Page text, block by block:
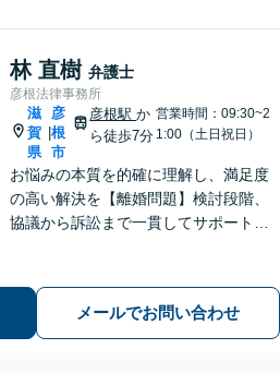
林 直樹 弁護士
彦根法律事務所
滋
賀
県
|
彦
根
市
彦根駅か
ら徒歩7分
営業時間：09:30~2
1:00（土日祝日）
お悩みの本質を的確に理解し、満足度
の高い解決を【離婚問題】検討段階、
協議から訴訟まで一貫してサポート
求など幅広く対応【オンライン面談】
【彦根駅7分】メールでお問い合わせ